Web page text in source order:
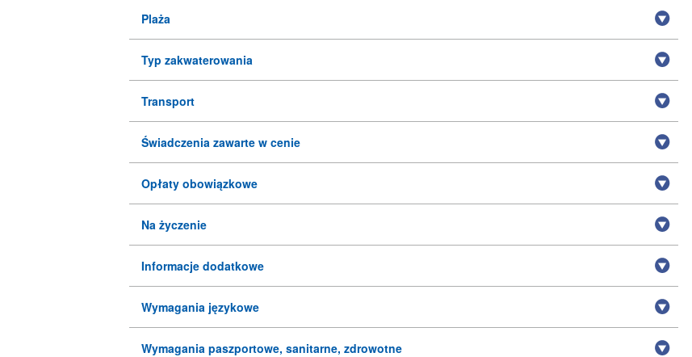
Plaża
Typ zakwaterowania
Transport
Świadczenia zawarte w cenie
Opłaty obowiązkowe
Na życzenie
Informacje dodatkowe
Wymagania językowe
Wymagania paszportowe, sanitarne, zdrowotne